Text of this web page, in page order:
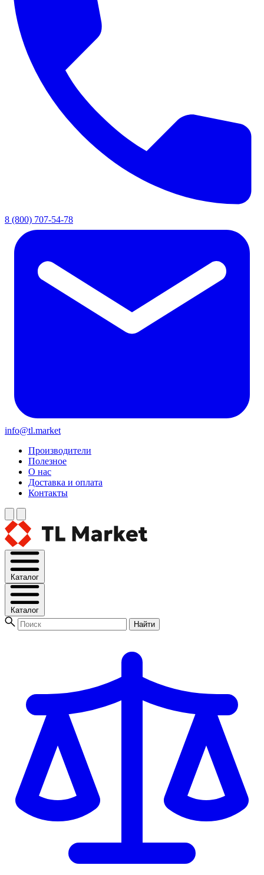
8 (800) 707-54-78
info@tl.market
Производители
Полезное
О нас
Доставка и оплата
Контакты
Каталог
Каталог
Найти